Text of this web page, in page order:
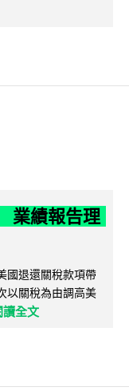
業績報告理
國退還關稅款項帶
以關稅為由調高美
讀全文